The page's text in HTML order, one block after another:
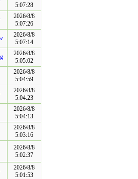
5:07:28
2026/8/8
5:07:26
2026/8/8
5:07:14
2026/8/8
5:05:02
2026/8/8
5:04:59
2026/8/8
5:04:23
2026/8/8
5:04:13
2026/8/8
5:03:16
2026/8/8
5:02:37
2026/8/8
5:01:53